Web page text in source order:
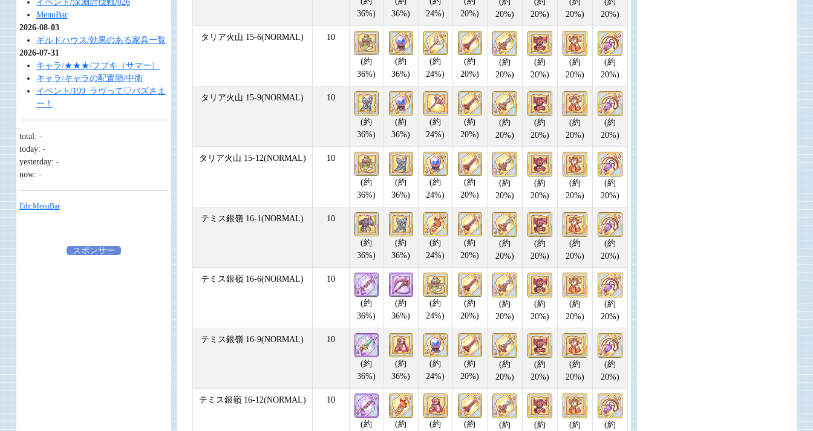
36%)
36%)
24%)
20%)
20%)
20%)
20%)
20%)
タリア火山 15-6(NORMAL) 10
(約
36%)
(約
36%)
(約
24%)
(約
20%)
(約
20%)
(約
20%)
(約
20%)
(約
20%)
タリア火山 15-9(NORMAL) 10
(約
36%)
(約
36%)
(約
24%)
(約
20%)
(約
20%)
(約
20%)
(約
20%)
(約
20%)
タリア火山 15-12(NORMAL) 10
(約
36%)
(約
36%)
(約
24%)
(約
20%)
(約
20%)
(約
20%)
(約
20%)
(約
20%)
テミス銀嶺 16-1(NORMAL) 10
(約
36%)
(約
36%)
(約
24%)
(約
20%)
(約
20%)
(約
20%)
(約
20%)
(約
20%)
テミス銀嶺 16-6(NORMAL) 10
(約
36%)
(約
36%)
(約
24%)
(約
20%)
(約
20%)
(約
20%)
(約
20%)
(約
20%)
テミス銀嶺 16-9(NORMAL) 10
(約
36%)
(約
36%)
(約
24%)
(約
20%)
(約
20%)
(約
20%)
(約
20%)
(約
20%)
テミス銀嶺 16-12(NORMAL) 10
(約 (約 (約 (約 (約 (約 (約 (約
イベント/深淵討伐戦/026
MenuBar
2026-08-03
ギルドハウス/効果のある家具一覧
2026-07-31
キャラ/★★★/フブキ（サマー）
キャラ/キャラの配置順/中衛
イベント/199_ラヴって♡バズさま
ー！
total: -
today: -
yesterday: -
now: -
Edit:MenuBar
スポンサー